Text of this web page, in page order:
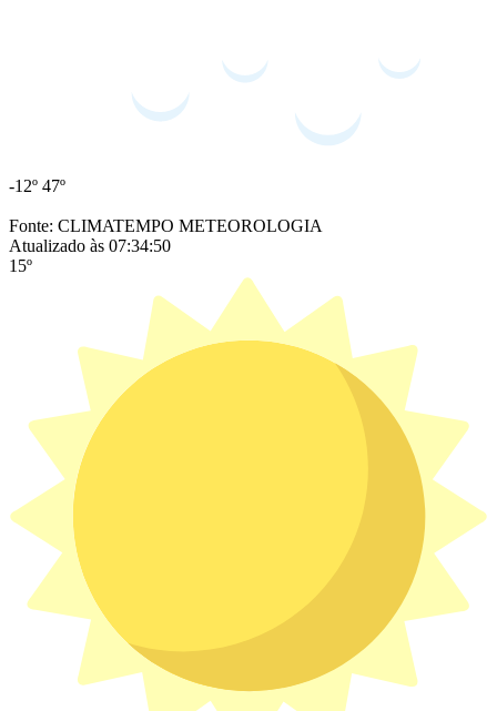
-12º 47º
Fonte: CLIMATEMPO METEOROLOGIA
Atualizado às 07:34:50
15º